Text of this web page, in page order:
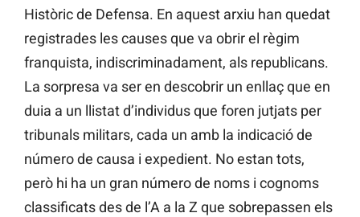
Històric de Defensa. En aquest arxiu han quedat
registrades les causes que va obrir el règim
franquista, indiscriminadament, als republicans.
La sorpresa va ser en descobrir un enllaç que en
duia a un llistat d’individus que foren jutjats per
tribunals militars, cada un amb la indicació de
número de causa i expedient. No estan tots,
però hi ha un gran número de noms i cognoms
classificats des de l’A a la Z que sobrepassen els